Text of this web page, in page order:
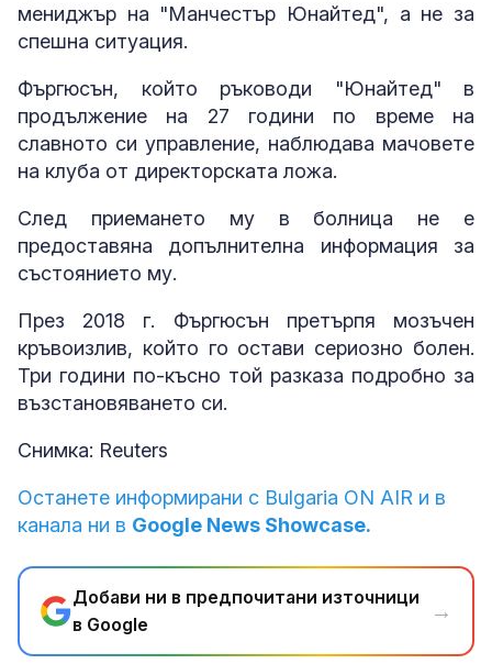
мениджър на "Манчестър Юнайтед", а не за
спешна ситуация.
Фъргюсън, който ръководи "Юнайтед" в
продължение на 27 години по време на
славното си управление, наблюдава мачовете
на клуба от директорската ложа.
След приемането му в болница не е
предоставяна допълнителна информация за
състоянието му.
През 2018 г. Фъргюсън претърпя мозъчен
кръвоизлив, който го остави сериозно болен.
Три години по-късно той разказа подробно за
възстановяването си.
Снимка: Reuters
Останете информирани с Bulgaria ON AIR и в
канала ни в Google News Showcase.
Добави ни в предпочитани източници
в Google
→